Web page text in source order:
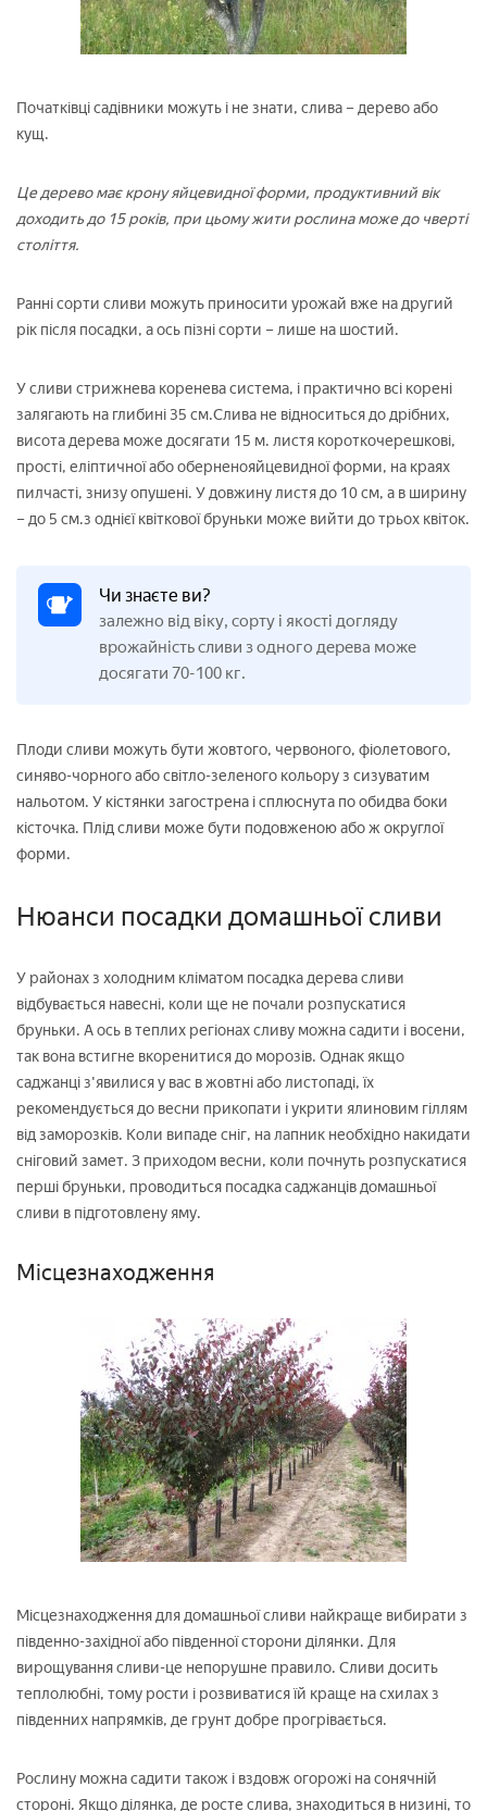
Початківці садівники можуть і не знати, слива – дерево або
кущ.
Це дерево має крону яйцевидної форми, продуктивний вік
доходить до 15 років, при цьому жити рослина може до чверті
століття.
Ранні сорти сливи можуть приносити урожай вже на другий
рік після посадки, а ось пізні сорти – лише на шостий.
У сливи стрижнева коренева система, і практично всі корені
залягають на глибині 35 см.Слива не відноситься до дрібних,
висота дерева може досягати 15 м. листя короткочерешкові,
прості, еліптичної або оберненояйцевидної форми, на краях
пилчасті, знизу опушені. У довжину листя до 10 см, а в ширину
– до 5 см.з однієї квіткової бруньки може вийти до трьох квіток.
Чи знаєте ви?
залежно від віку, сорту і якості догляду
врожайність сливи з одного дерева може
досягати 70-100 кг.
Плоди сливи можуть бути жовтого, червоного, фіолетового,
синяво-чорного або світло-зеленого кольору з сизуватим
нальотом. У кістянки загострена і сплюснута по обидва боки
кісточка. Плід сливи може бути подовженою або ж округлої
форми.
Нюанси посадки домашньої сливи
У районах з холодним кліматом посадка дерева сливи
відбувається навесні, коли ще не почали розпускатися
бруньки. А ось в теплих регіонах сливу можна садити і восени,
так вона встигне вкоренитися до морозів. Однак якщо
саджанці з'явилися у вас в жовтні або листопаді, їх
рекомендується до весни прикопати і укрити ялиновим гіллям
від заморозків. Коли випаде сніг, на лапник необхідно накидати
сніговий замет. З приходом весни, коли почнуть розпускатися
перші бруньки, проводиться посадка саджанців домашньої
сливи в підготовлену яму.
Місцезнаходження
Місцезнаходження для домашньої сливи найкраще вибирати з
південно-західної або південної сторони ділянки. Для
вирощування сливи-це непорушне правило. Сливи досить
теплолюбні, тому рости і розвиватися їй краще на схилах з
південних напрямків, де грунт добре прогрівається.
Рослину можна садити також і вздовж огорожі на сонячній
стороні. Якщо ділянка, де росте слива, знаходиться в низині, то